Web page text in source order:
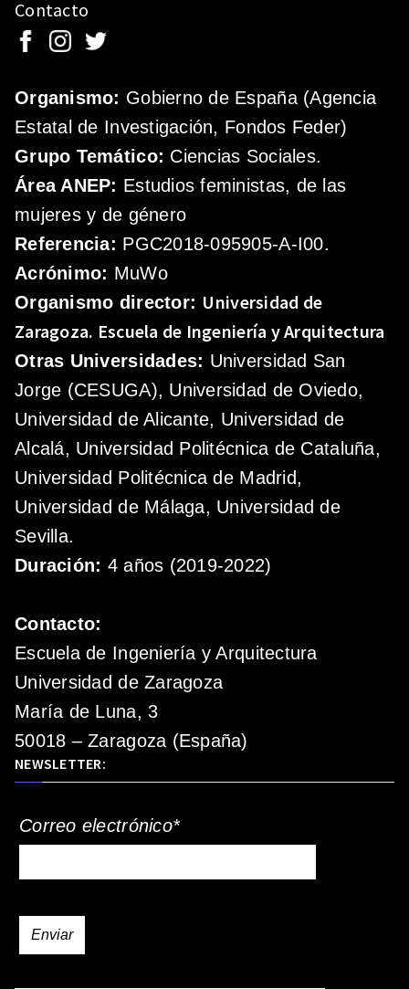
Contacto
Organismo: Gobierno de España (Agencia
Estatal de Investigación, Fondos Feder)
Grupo Temático: Ciencias Sociales.
Área ANEP: Estudios feministas, de las
mujeres y de género
Referencia: PGC2018-095905-A-I00.
Acrónimo: MuWo
Organismo director: Universidad de
Zaragoza. Escuela de Ingeniería y Arquitectura
Otras Universidades: Universidad San
Jorge (CESUGA), Universidad de Oviedo,
Universidad de Alicante, Universidad de
Alcalá, Universidad Politécnica de Cataluña,
Universidad Politécnica de Madrid,
Universidad de Málaga, Universidad de
Sevilla.
Duración: 4 años (2019-2022)
Contacto:
Escuela de Ingeniería y Arquitectura
Universidad de Zaragoza
María de Luna, 3
50018 – Zaragoza (España)
NEWSLETTER:
Correo electrónico*